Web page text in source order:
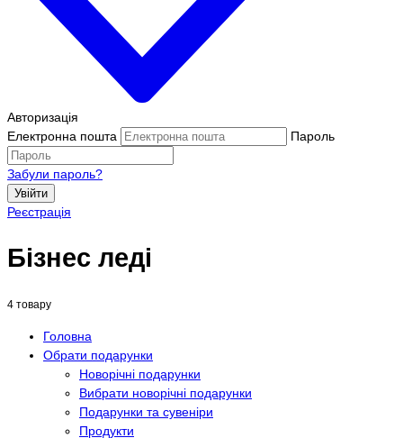
Авторизація
Електронна пошта
Пароль
Забули пароль?
Увійти
Реєстрація
Бізнес леді
4 товару
Головна
Обрати подарунки
Новорічні подарунки
Вибрати новорічні подарунки
Подарунки та сувеніри
Продукти